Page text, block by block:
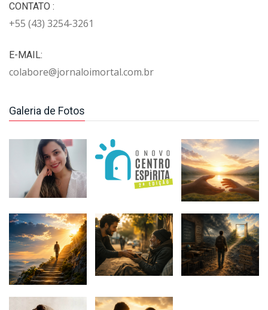
CONTATO :
+55 (43) 3254-3261
E-MAIL:
colabore@jornaloimortal.com.br
Galeria de Fotos